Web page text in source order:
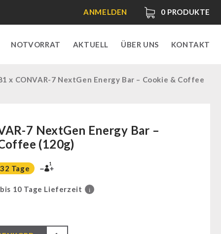
0 PRODUKTE
ANMELDEN
NOTVORRAT AKTUELL ÜBER UNS KONTAKT
x CONVAR-7 NextGen Energy Bar – Cookie & Coffee
7 NextGen Energy Bar –
(120g)
32 Tage
1
bis 10 Tage Lieferzeit i